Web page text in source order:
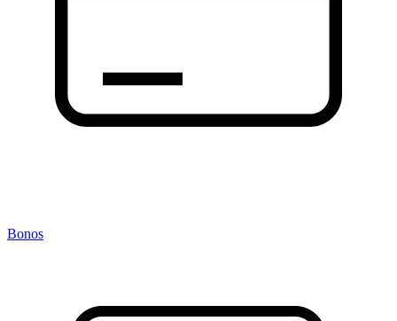
Bonos